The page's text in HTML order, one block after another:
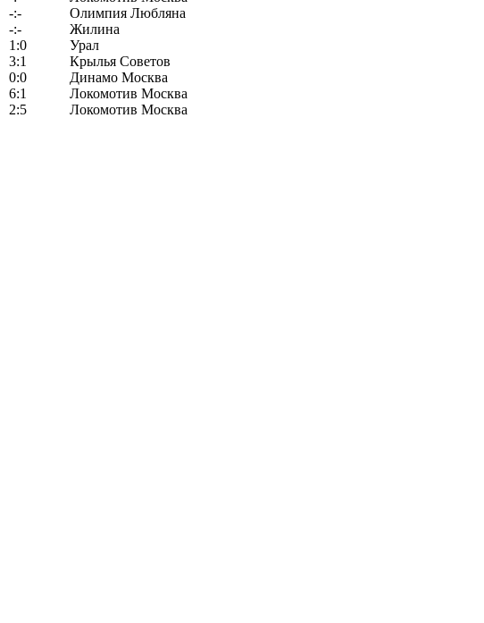
-:-
Олимпия Любляна
-:-
Жилина
1:0
Урал
3:1
Крылья Советов
0:0
Динамо Москва
6:1
Локомотив Москва
2:5
Локомотив Москва